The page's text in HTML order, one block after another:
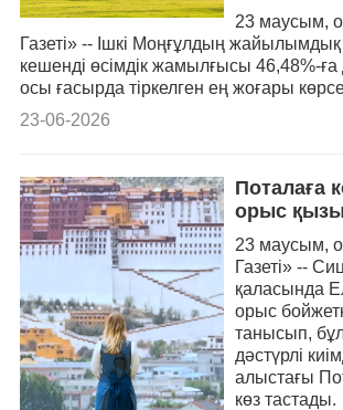
23 маусым,
Газеті» -- Ішкі Моңғұлдың жайылымдық
кешенді өсімдік жамылғысы 46,48%-ға
осы ғасырда тіркелген ең жоғары
23-06-2026
Поталаға
орыс қызы
23 маусым,
Газеті» --
қаласында
орыс
танысып,
дәстүрлі
алыстағы
көз тастады.